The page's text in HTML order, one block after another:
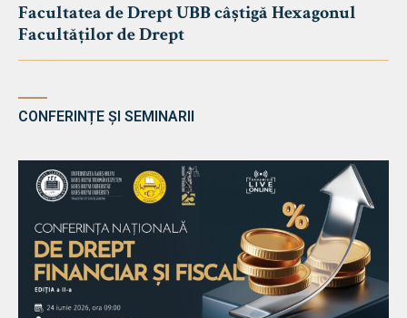
Facultatea de Drept UBB câștigă Hexagonul
Facultăților de Drept
CONFERINȚE ȘI SEMINARII